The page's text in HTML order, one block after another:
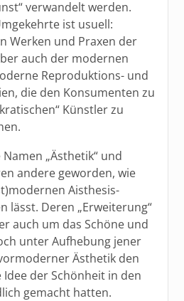
verwandelt werden.
ist usuell:
Werken und Praxen der
auch der modernen
Reproduktions- und
die den Konsumenten zu
Künstler zu
„Ästhetik“ und
andere geworden, wie
Aisthesis-
lässt. Deren „Erweiterung“
auch um das Schöne und
unter Aufhebung jener
Ästhetik den
der Schönheit in den
gemacht hatten.